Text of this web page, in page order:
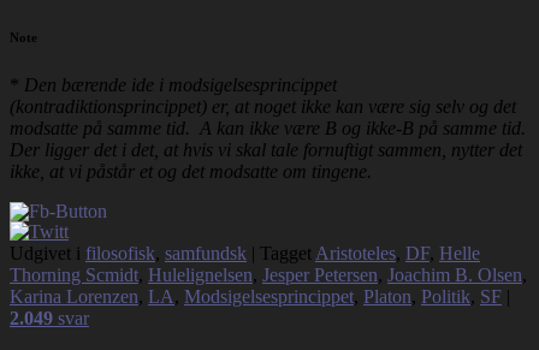
Note
* Den bærende ide i modsigelsesprincippet
(kontradiktionsprincippet) er, at noget ikke kan være sig selv og det
modsatte på samme tid. A kan ikke være B og ikke-B på samme tid.
Der ligger det i det, at hvis vi skal tale fornuftigt sammen, nytter det
ikke, at vi påstår et og det modsatte om tingene.
Udgivet i filosofisk, samfundsk | Tagget Aristoteles, DF, Helle
Thorning Scmidt, Hulelignelsen, Jesper Petersen, Joachim B. Olsen,
Karina Lorenzen, LA, Modsigelsesprincippet, Platon, Politik, SF |
2.049 svar